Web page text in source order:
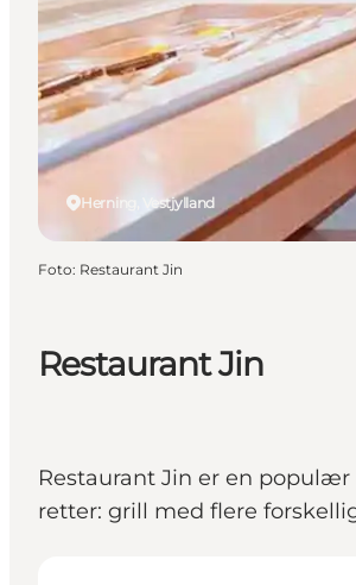
Restaurant Jin
Restaurant Jin er en
retter: grill med flere
Herning, Vestjylland
Foto: Restaurant Jin